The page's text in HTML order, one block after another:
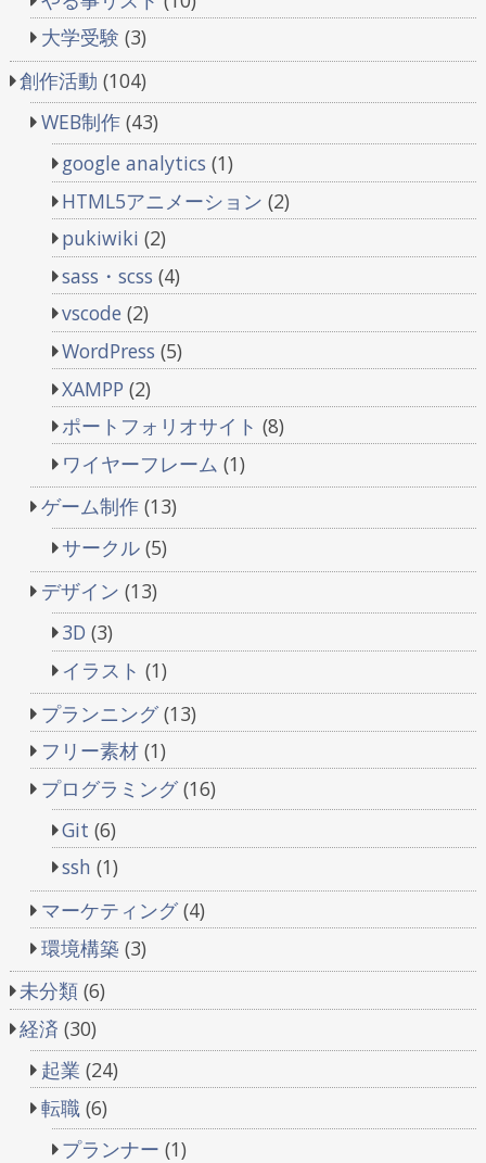
大学受験 (3)
創作活動 (104)
WEB制作(43)
google analytics (1)
HTML5アニメーション (2)
pukiwiki (2)
sass・scss (4)
vscode (2)
WordPress (5)
XAMPP (2)
ポートフォリオサイト (8)
ワイヤーフレーム (1)
ゲーム制作(13)
サークル (5)
デザイン (13)
3D (3)
イラスト (1)
プランニング(13)
フリー素材(1)
プログラミング(16)
Git (6)
ssh (1)
マーケティング(4)
環境構築 (3)
未分類 (6)
経済 (30)
起業 (24)
転職(6)
プランナー (1)